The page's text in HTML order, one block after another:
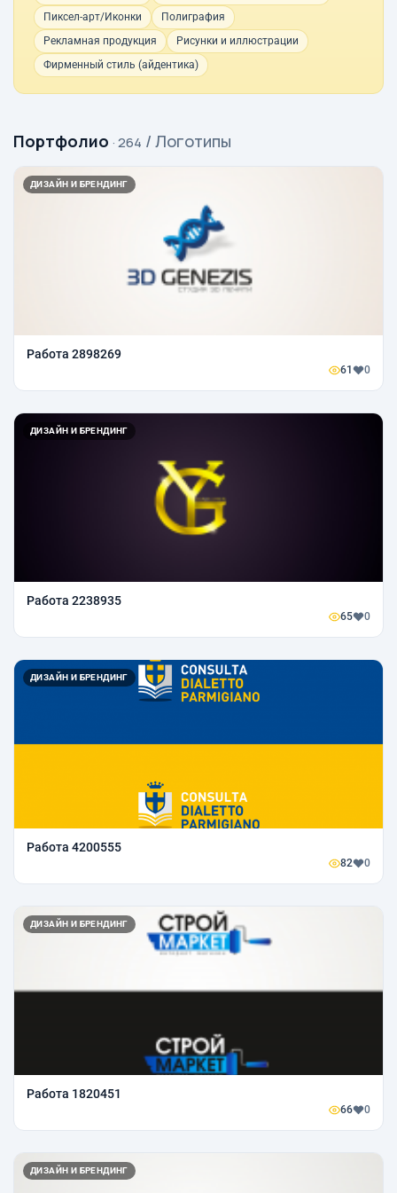
Пиксел-арт/Иконки
Полиграфия
Рекламная продукция
Рисунки и иллюстрации
Фирменный стиль (айдентика)
Портфолио · 264 / Логотипы
ДИЗАЙН И БРЕНДИНГ
Работа 2898269
61 0
ДИЗАЙН И БРЕНДИНГ
Работа 2238935
65 0
ДИЗАЙН И БРЕНДИНГ
Работа 4200555
82 0
ДИЗАЙН И БРЕНДИНГ
Работа 1820451
66 0
ДИЗАЙН И БРЕНДИНГ